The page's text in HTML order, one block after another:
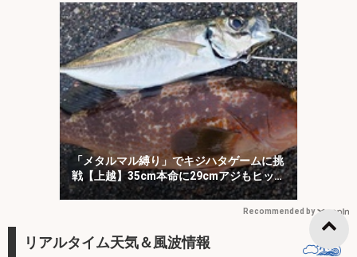
「メタルマル縛り」でキジハタゲームに挑
戦【上越】35cm本命に29cmアジもヒッ
ト！
Recommended by
リアルタイム天気＆風波情報